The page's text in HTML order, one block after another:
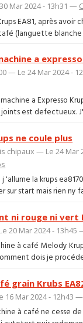
Mar 2024 - 13h31 —
EA81, après avoir
(languette blanche
a expresso
— Le 24 Mar 2024 -
a Expresso
est defectueux.
ne coule plus
chipaux — Le 24 Mar
'allume la krups
sur start mais rien ny
ni rouge ni vert
20 Mar 2024 - 13h45
à café Melody
dois je
grain Krubs
16 Mar 2024 - 12h43 —
à café ne cesse